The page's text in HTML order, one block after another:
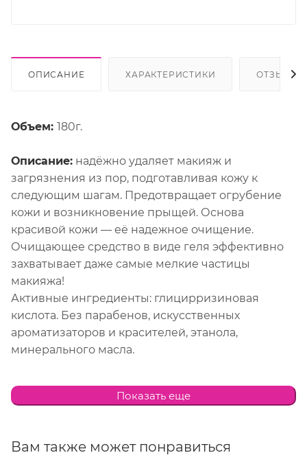
ОПИСАНИЕ ХАРАКТЕРИСТИКИ ОТЗЫВЫ
Объем: 180г.
Описание: надёжно удаляет макияж и
загрязнения из пор, подготавливая кожу к
следующим шагам. Предотвращает огрубение
кожи и возникновение прыщей. Основа
красивой кожи — её надежное очищение.
Очищающее средство в виде геля эффективно
захватывает даже самые мелкие частицы
макияжа!
Активные ингредиенты: глицирризиновая
кислота. Без парабенов, искусственных
ароматизаторов и красителей, этанола,
минерального масла.
Способ применения:выдавите необходимое
количество средства на сухую ладонь,
макияжем. Когда кончики пальцев начнут легко
Показать еще
Вам также может понравиться